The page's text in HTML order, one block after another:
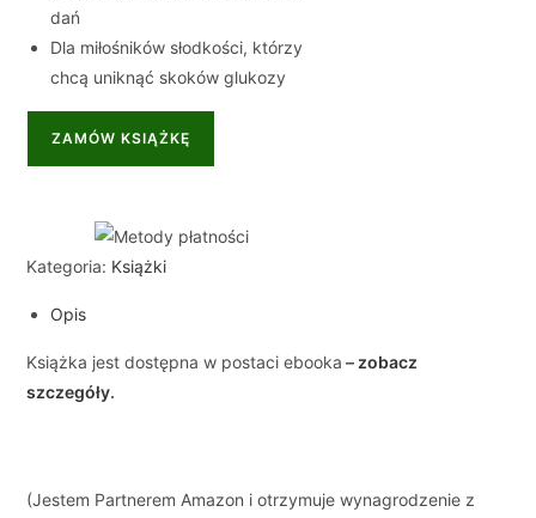
dań
Dla miłośników słodkości, którzy
chcą uniknąć skoków glukozy
ZAMÓW KSIĄŻKĘ
Kategoria: Książki
Opis
Książka jest dostępna w postaci ebooka – zobacz
szczegóły.
(Jestem Partnerem Amazon i otrzymuje wynagrodzenie z